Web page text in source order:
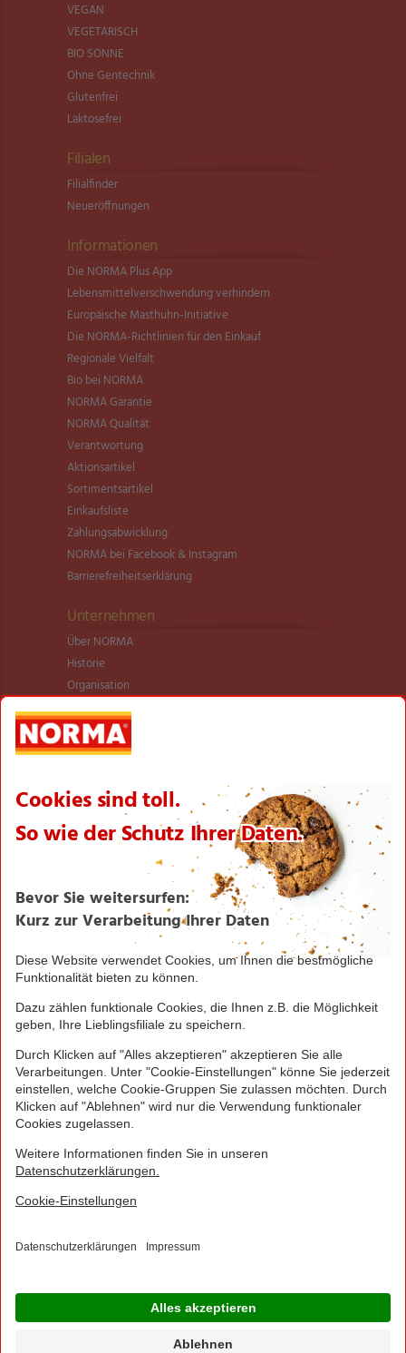
VEGAN
VEGETARISCH
BIO SONNE
Ohne Gentechnik
Glutenfrei
Laktosefrei
Filialen
Filialfinder
Neueröffnungen
Informationen
Die NORMA Plus App
Lebensmittel­verschwendung verhindern
Europäische Masthuhn-Initiative
Die NORMA-Richtlinien für den Einkauf
Regionale Vielfalt
Bio bei NORMA
NORMA Garantie
NORMA Qualität
Verantwortung
Aktionsartikel
Sortimentsartikel
Einkaufsliste
Zahlungsabwicklung
NORMA bei Facebook & Instagram
Barrierefreiheitserklärung
Unternehmen
Über NORMA
Historie
Organisation
International
Logistik
Filialnetz
Karriere
Verantwortung/CSR
NORMA News
Seite drucken
Nach oben
Greifen Sie schnell zu! Alle angegebenen Preise in
Irrtümer durch Schreib-, Programmier- und
Datenübertragungsfehler sind vorbehalten.
© 2016 - 2026 NORMA Lebensmittelfilialbetrieb
Stiftung & Co. KG
Sitemap Kontakt
Barrierefreiheitserklärung Compliance
Jetzt Ihre NORMA Filiale auswählen und noch
mehr Angebote entdecken!
Geben Sie über "Meine Filiale" Ihre PLZ ein und sehen Sie alle Angebote aus Ihrer
Region.